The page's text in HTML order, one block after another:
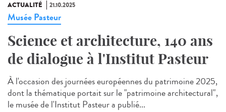
ACTUALITÉ 21.10.2025
Musée Pasteur
Science et architecture, 140 ans
de dialogue à l'Institut Pasteur
À l'occasion des journées européennes du patrimoine 2025,
dont la thématique portait sur le "patrimoine architectural",
le musée de l'Institut Pasteur a publié...